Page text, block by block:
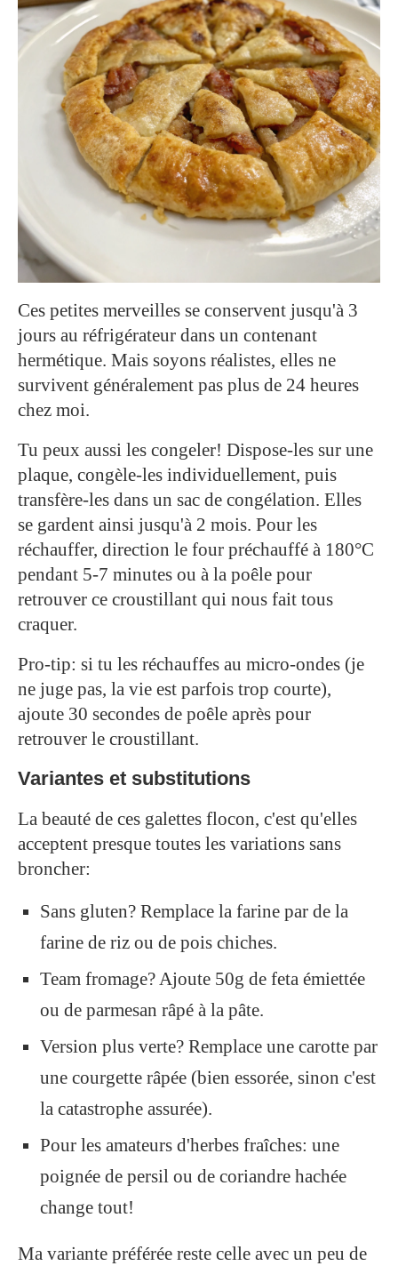
Ces petites merveilles se conservent jusqu'à 3
jours au réfrigérateur dans un contenant
hermétique. Mais soyons réalistes, elles ne
survivent généralement pas plus de 24 heures
chez moi.
Tu peux aussi les congeler! Dispose-les sur une
plaque, congèle-les individuellement, puis
transfère-les dans un sac de congélation. Elles
se gardent ainsi jusqu'à 2 mois. Pour les
réchauffer, direction le four préchauffé à 180°C
pendant 5-7 minutes ou à la poêle pour
retrouver ce croustillant qui nous fait tous
craquer.
Pro-tip: si tu les réchauffes au micro-ondes (je
ne juge pas, la vie est parfois trop courte),
ajoute 30 secondes de poêle après pour
retrouver le croustillant.
Variantes et substitutions
La beauté de ces galettes flocon, c'est qu'elles
acceptent presque toutes les variations sans
broncher:
Sans gluten? Remplace la farine par de la
farine de riz ou de pois chiches.
Team fromage? Ajoute 50g de feta émiettée
ou de parmesan râpé à la pâte.
Version plus verte? Remplace une carotte par
une courgette râpée (bien essorée, sinon c'est
la catastrophe assurée).
Pour les amateurs d'herbes fraîches: une
poignée de persil ou de coriandre hachée
change tout!
Ma variante préférée reste celle avec un peu de